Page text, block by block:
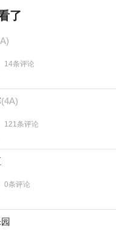
了
14条评论
(4A)
121条评论
0条评论